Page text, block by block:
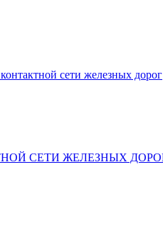
сети железных дорог